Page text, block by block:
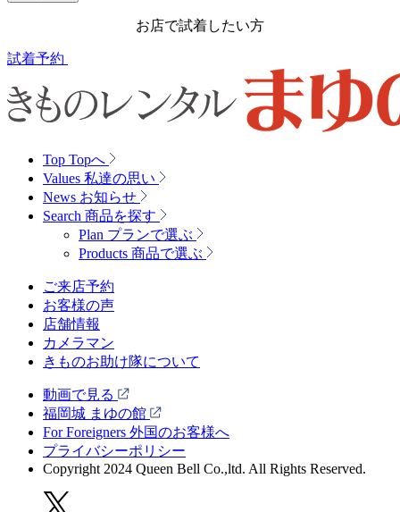
お店で試着したい方
試着予約
Top Topへ
Values 私達の思い
News お知らせ
Search 商品を探す
Plan プランで選ぶ
Products 商品で選ぶ
ご来店予約
お客様の声
店舗情報
カメラマン
きものお助け隊について
動画で見る
福岡城 まゆの館
For Foreigners 外国のお客様へ
プライバシーポリシー
Copyright 2024 Queen Bell Co.,ltd. All Rights Reserved.